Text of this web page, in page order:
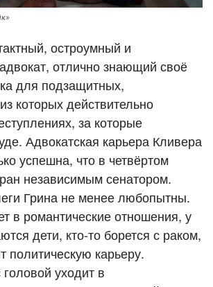
остроумный и
отлично знающий своё
для подзащитных,
которых действительно
за которые
Адвокатская карьера Кливера
успешна, что в четвёртом
независимым сенатором.
Грина не менее любопытны.
в романтические отношения, у
дети, кто-то борется с раком,
политическую карьеру.
головой уходит в